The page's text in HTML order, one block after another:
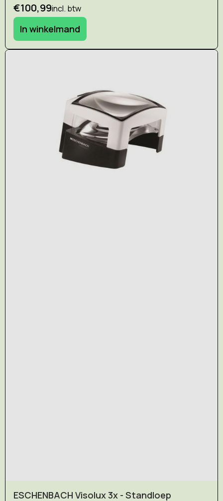
€100,99incl. btw
In winkelmand
ESCHENBACH Visolux 3x - Standloep